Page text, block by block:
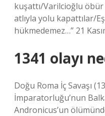
kuşattı/Varilcioğlu
atlıyla yolu kapattılar/
hükmedemez…” 21
1341 olayı
Doğu Roma İç Savaşı
İmparatorluğu’nun
Andronicus’un